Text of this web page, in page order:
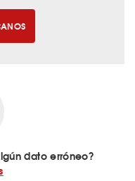
dato erróneo?